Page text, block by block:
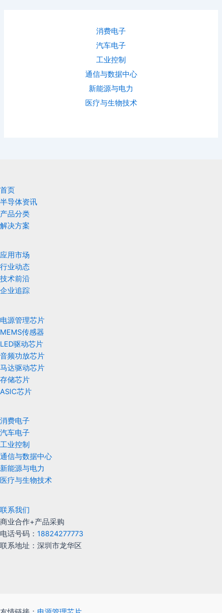
消费电子
汽车电子
工业控制
通信与数据中心
新能源与电力
医疗与生物技术
首页
半导体资讯
产品分类
解决方案
应用市场
行业动态
技术前沿
企业追踪
电源管理芯片
MEMS传感器
LED驱动芯片
音频功放芯片
马达驱动芯片
存储芯片
ASIC芯片
消费电子
汽车电子
工业控制
通信与数据中心
新能源与电力
医疗与生物技术
联系我们
商业合作+产品采购
电话号码： 18824277773
联系地址：深圳市龙华区